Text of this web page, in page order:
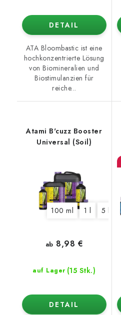
DETAIL
ATA Bloombastic ist eine
hochkonzentrierte Lösung
von Biomineralien und
Biostimulanzien für
reiche...
Atami B'cuzz Booster
Universal (Soil)
100 ml 1 l 5 l
auf Lager (15 Stk.)
ab 8,98 €
DETAIL